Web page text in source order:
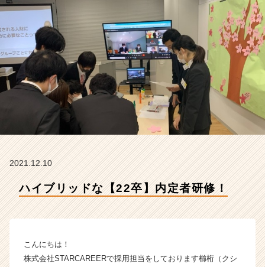
T
A
R
C
R
R
ム
ラ
ン】
ン
2021.12.10
ハイブリッドな【22卒】内定者研修！
こんにちは！
株式会社STARCAREERで採用担当をしております櫛桁（クシ